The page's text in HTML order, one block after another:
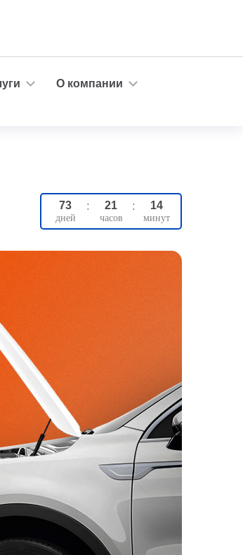
О компании
73 : 21 : 14